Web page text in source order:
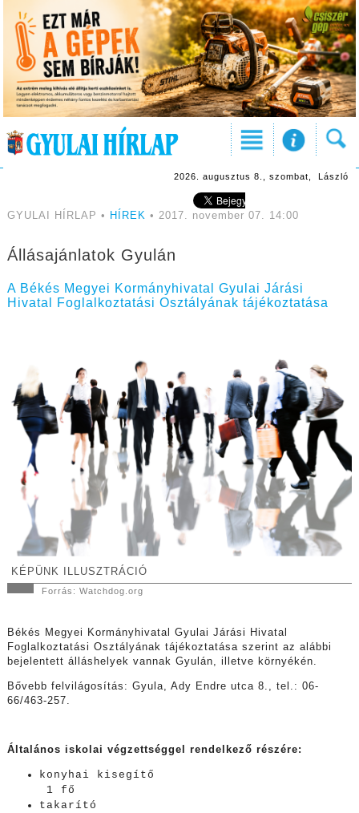
2026. augusztus 8., szombat, László
GYULAI HÍRLAP • HÍREK • 2017. november 07. 14:00
Állásajánlatok Gyulán
A Békés Megyei Kormányhivatal Gyulai Járási
Hivatal Foglalkoztatási Osztályának tájékoztatása
KÉPÜNK ILLUSZTRÁCIÓ
Forrás: Watchdog.org
Békés Megyei Kormányhivatal Gyulai Járási Hivatal
Foglalkoztatási Osztályának tájékoztatása szerint az alábbi
bejelentett álláshelyek vannak Gyulán, illetve környékén.
Bővebb felvilágosítás: Gyula, Ady Endre utca 8., tel.: 06-
66/463-257.
Általános iskolai végzettséggel rendelkező részére:
konyhai kisegítő
1 fő
takarító